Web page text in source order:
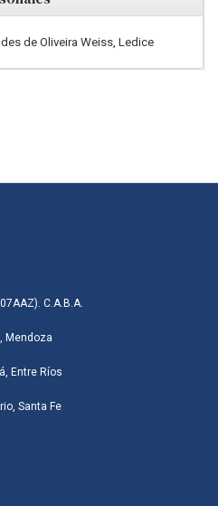
de Oliveira Weiss, Ledice
C.A.B.A.
Mendoza
Entre Ríos
Santa Fe